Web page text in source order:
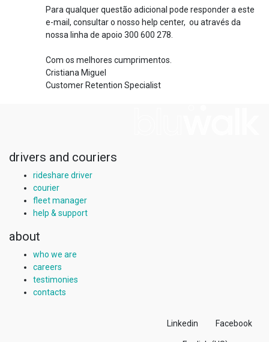
Para qualquer questão adicional pode responder a este
e-mail, consultar o nosso help center, ou através da
nossa linha de apoio 300 600 278.
Com os melhores cumprimentos.
Cristiana Miguel
Customer Retention Specialist
drivers and couriers
rideshare driver
courier
fleet manager
help & support
about
who we are
careers
testimonies
contacts
Linkedin Facebook